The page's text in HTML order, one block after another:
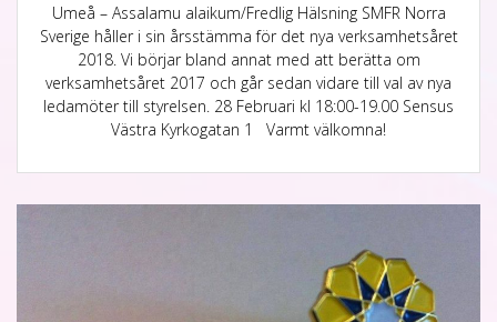
Umeå – Assalamu alaikum/Fredlig Hälsning SMFR Norra
Sverige håller i sin årsstämma för det nya verksamhetsåret
2018. Vi börjar bland annat med att berätta om
verksamhetsåret 2017 och går sedan vidare till val av nya
ledamöter till styrelsen. 28 Februari kl 18:00-19.00 Sensus
Västra Kyrkogatan 1 Varmt välkomna!